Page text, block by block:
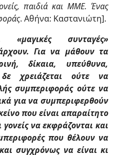
παιδιά και ΜΜΕ. Ένας
. Αθήνα: Καστανιώτη].
συνταγές»
Για να μάθουν τα
δίκαια, υπεύθυνα,
δε χρειάζεται ούτε να
συμπεριφοράς ούτε να
για να συμπεριφερθούν
που είναι απαραίτητο
γονείς να εκφράζονται και
που θέλουν να
συγχρόνως να είναι κι